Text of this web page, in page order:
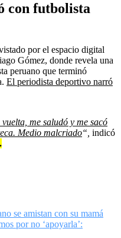
con futbolista
por el espacio digital
Gómez, donde revela una
peruano que terminó
El periodista deportivo narró
me saludó y me sacó
Medio malcriado“, indicó
se amistan con su mamá
por no ‘apoyarla’: